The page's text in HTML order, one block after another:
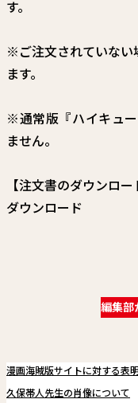
す。
※ご注文されていない
ます。
※通常版『ハイキュ
ません。
【注文書のダウンロー
ダウンロード
編集部
漫画海賊版サイトに対する表
久保帯人先生の肖像について